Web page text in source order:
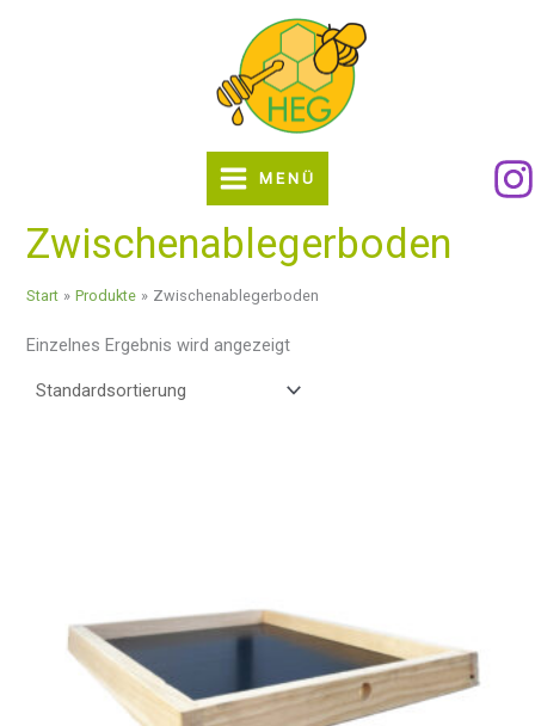
MENÜ
Zwischenablegerboden
Start Produkte Zwischenablegerboden
Einzelnes Ergebnis wird angezeigt